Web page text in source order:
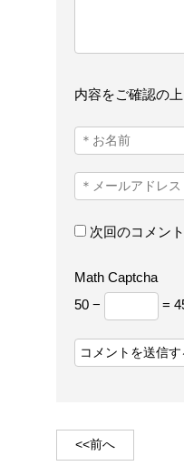
内容をご確認の
次回のコメン
Math Captcha
50 −
=
<<前へ